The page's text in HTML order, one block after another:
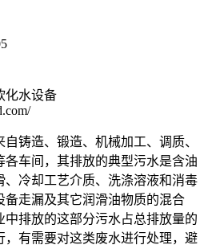
化水设备
铸造、锻造、机械加工、调质、
各车间，其排放的典型污水是含油
冷却工艺介质、洗涤溶液和消毒
走漏及其它润滑油物质的混合
排放的这部分污水占总排放量的
，有需要对这类废水进行处理，避